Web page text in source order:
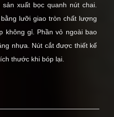
xuất bọc quanh nút chai.
lưỡi giao tròn chất lượng
không gỉ. Phần vỏ ngoài bao
nhựa. Nút cắt được thiết kế
thước khi bóp lại.